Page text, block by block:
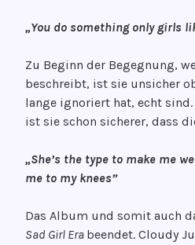
„You do something only girls
Zu Beginn der Begegnung,
beschreibt, ist sie unsicher
lange ignoriert hat, echt
ist sie schon sicherer, dass
„She’s the type to make me
me to my knees”
Das Album und somit auch
Sad Girl Era beendet. Cloudy